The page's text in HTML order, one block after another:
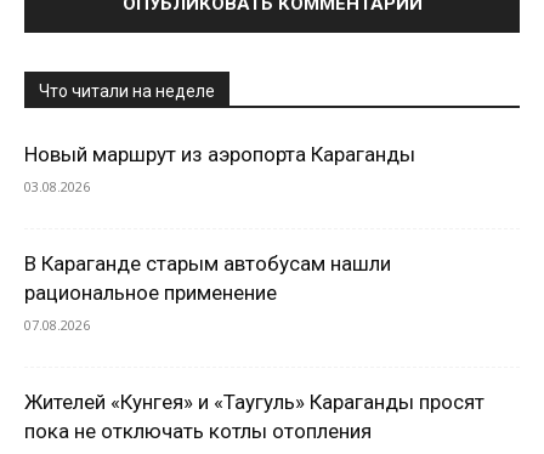
Что читали на неделе
Новый маршрут из аэропорта Караганды
03.08.2026
В Караганде старым автобусам нашли
рациональное применение
07.08.2026
Жителей «Кунгея» и «Таугуль» Караганды просят
пока не отключать котлы отопления